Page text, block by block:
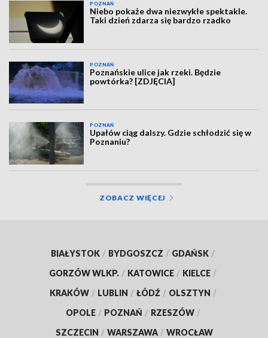
POZNAŃ
Niebo pokaże dwa niezwykłe spektakle.
Taki dzień zdarza się bardzo rzadko
POZNAŃ
Poznańskie ulice jak rzeki. Będzie
powtórka? [ZDJĘCIA]
POZNAŃ
Upałów ciąg dalszy. Gdzie schłodzić się w
Poznaniu?
ZOBACZ WIĘCEJ
BIAŁYSTOK / BYDGOSZCZ / GDAŃSK /
GORZÓW WLKP. / KATOWICE / KIELCE /
KRAKÓW / LUBLIN / ŁÓDŹ / OLSZTYN /
OPOLE / POZNAŃ / RZESZÓW /
SZCZECIN / WARSZAWA / WROCŁAW